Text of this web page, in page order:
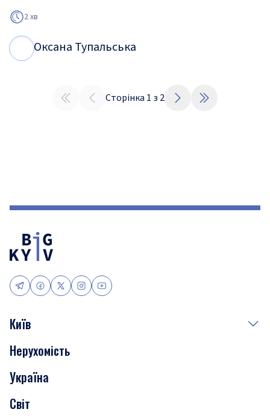
2 хв
Оксана Тупальська
Сторінка 1 з 2
Київ
Події
Скандали
Нерухомість
Нерухомість
Україна
Світ